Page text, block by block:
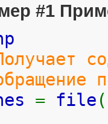
#1
= file (